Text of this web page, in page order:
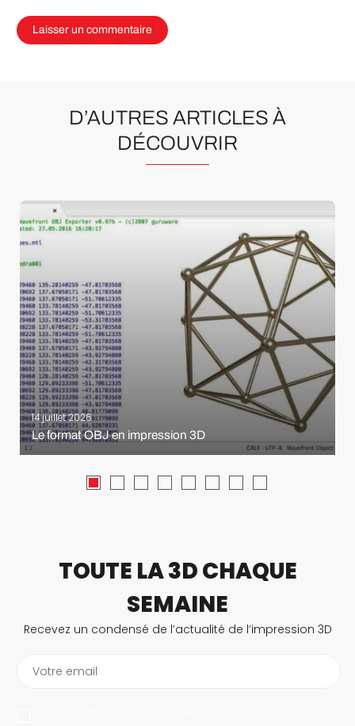
D’AUTRES ARTICLES À
DÉCOUVRIR
14 juillet 2026
Le format OBJ en impression 3D
TOUTE LA 3D CHAQUE
SEMAINE
Recevez un condensé de l’actualité de l’impression 3D
Votre email